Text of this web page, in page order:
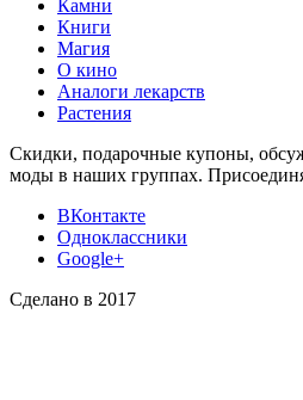
Камни
Книги
Магия
О кино
Аналоги лекарств
Растения
Скидки, подарочные купоны,
моды в наших группах.
ВКонтакте
Одноклассники
Google+
Сделано в 2017